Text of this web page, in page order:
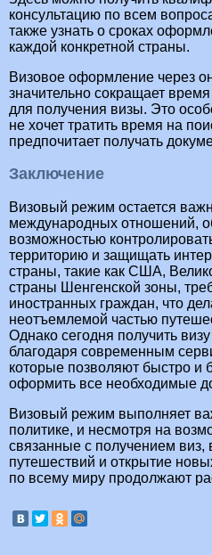
консультацию по всем
также узнать о сроках
каждой конкретной страны.
Визовое оформление через
значительно сокращает
для получения визы. Это
не хочет тратить время на
предпочитает получать
Заключение
Визовый режим остается
международных отношений,
возможностью
территорию и защищать
страны, такие как США,
страны Шенгенской зоны,
иностранных граждан, что
неотъемлемой частью
Однако сегодня получить
благодаря современным
которые позволяют быстро и
оформить все необходимые
Визовый режим выполняет
политике, и несмотря на
связанные с получением виз,
путешествий и открытие
по всему миру продолжают